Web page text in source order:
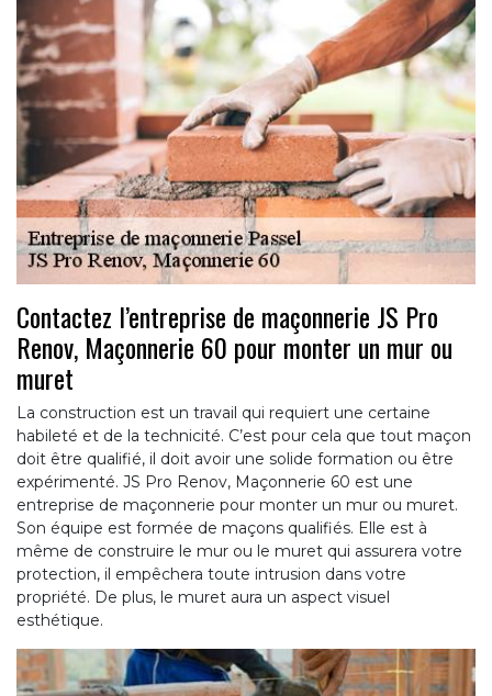
Contactez l’entreprise de maçonnerie JS Pro
Renov, Maçonnerie 60 pour monter un mur ou
muret
La construction est un travail qui requiert une certaine
habileté et de la technicité. C’est pour cela que tout maçon
doit être qualifié, il doit avoir une solide formation ou être
expérimenté. JS Pro Renov, Maçonnerie 60 est une
entreprise de maçonnerie pour monter un mur ou muret.
Son équipe est formée de maçons qualifiés. Elle est à
même de construire le mur ou le muret qui assurera votre
protection, il empêchera toute intrusion dans votre
propriété. De plus, le muret aura un aspect visuel
esthétique.